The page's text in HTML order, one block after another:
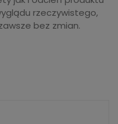
rzeczywistego,
bez zmian.